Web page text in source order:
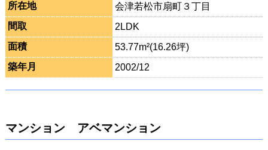
所在地
会津若松市扇町３丁目
間取
2LDK
面積
53.77m²(16.26坪)
築年月
2002/12
マンション アベマンション